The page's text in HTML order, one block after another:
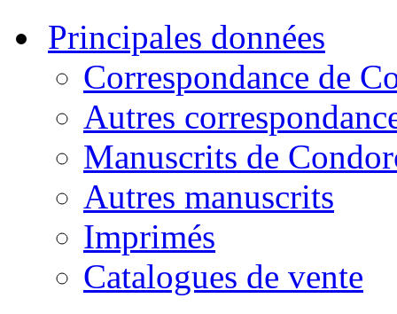
Principales données
Correspondance de
Autres
Manuscrits de
Autres manuscrits
Imprimés
Catalogues de vente